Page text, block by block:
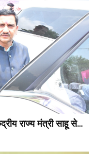
राज्य मंत्री साहू से...